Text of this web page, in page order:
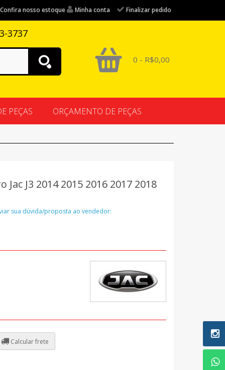
Confira nosso estoque Minha conta Finalizar pedido
3737
0 - R$0,00
PEÇAS ORÇAMENTO DE PEÇAS
J3 2014 2015 2016 2017 2018
sua dúvida/proposta ao vendedor:
Calcular frete